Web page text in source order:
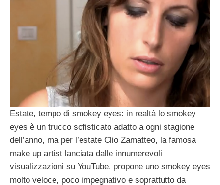
Estate, tempo di smokey eyes: in realtà lo smokey
eyes è un trucco sofisticato adatto a ogni stagione
dell’anno, ma per l’estate Clio Zamatteo, la famosa
make up artist lanciata dalle innumerevoli
visualizzazioni su YouTube, propone uno smokey eyes
molto veloce, poco impegnativo e soprattutto da